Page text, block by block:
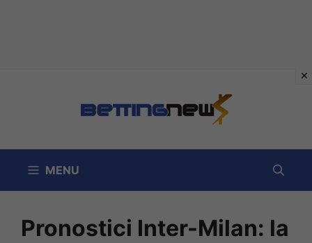
MENU
Pronostici Inter-Milan: la